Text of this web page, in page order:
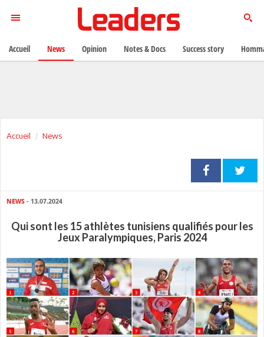
Accueil News
NEWS - 13.07.2024
Qui sont les 15 athlètes tunisiens qualifiés pour les
Jeux Paralympiques, Paris 2024
Accueil News Opinion Notes & Docs Success story